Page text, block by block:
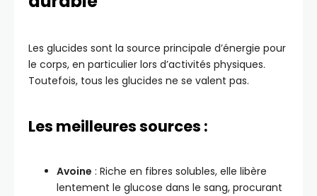
Les glucides sont la source principale d’énergie pour
le corps, en particulier lors d’activités physiques.
Toutefois, tous les glucides ne se valent pas.
Les meilleures sources :
Avoine : Riche en fibres solubles, elle libère
lentement le glucose dans le sang, procurant